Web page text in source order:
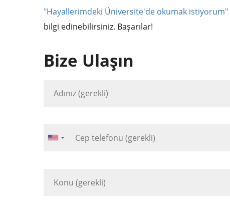
"Hayallerimdeki Üniversite'de okumak istiyorum"
bilgi edinebilirsiniz. Başarılar!
Bize Ulaşın